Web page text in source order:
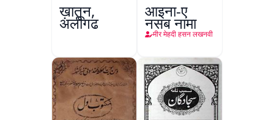
ख़ातून,
अलीगढ़
आइना-ए
नसब नामा
मीर मेहदी हसन लखनवी